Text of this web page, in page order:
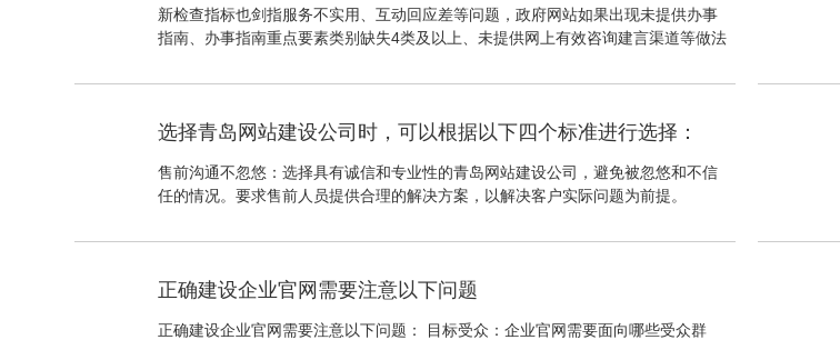
新检查指标也剑指服务不实用、互动回应差等问题，政府网站如果出现未提供办事
指南、办事指南重点要素类别缺失4类及以上、未提供网上有效咨询建言渠道等做法
选择青岛网站建设公司时，可以根据以下四个标准进行选择：
售前沟通不忽悠：选择具有诚信和专业性的青岛网站建设公司，避免被忽悠和不信
任的情况。要求售前人员提供合理的解决方案，以解决客户实际问题为前提。
正确建设企业官网需要注意以下问题
正确建设企业官网需要注意以下问题： 目标受众：企业官网需要面向哪些受众群